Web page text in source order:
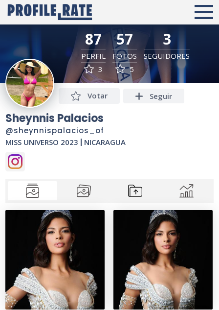
87
PERFIL
3
57
FOTOS
5
3
SEGUIDORES
Sheynnis Palacios
@sheynnispalacios_of
MISS UNIVERSO 2023 NICARAGUA
Votar Seguir